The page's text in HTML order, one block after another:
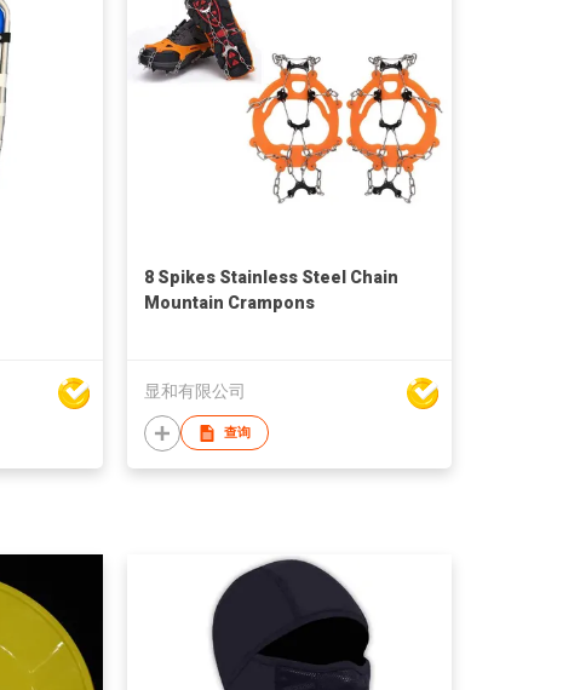
8 Spikes Stainless Steel Chain
Mountain Crampons
显和有限公司
查询